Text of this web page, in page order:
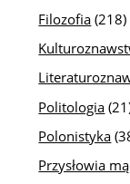
Filozofia (218)
Politologia
Polonistyka
Przysłowia